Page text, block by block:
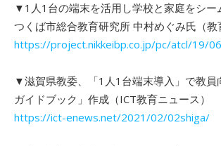
▼1人1台の端末を活用し学校と家庭をシ
つくば市総合教育研究所 中村めぐみ氏（教
https://project.nikkeibp.co.jp/pc/atcl/19/
▼滋賀県教委、「1人1台端末導入」で教員
ガイドブック」作成（ICT教育ニュース）
https://ict-enews.net/2021/02/02shiga/